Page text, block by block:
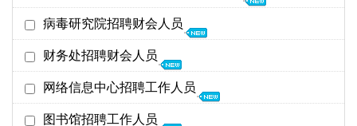
24年05月21日 05-06
学生工作指导委员会
24年03月11日 02-20
病毒研究院招聘财会人员
病毒研究院
24年03月11日 02-20
财务处招聘财会人员
财务处
24年03月11日 02-20
网络信息中心招聘工作人员
网络信息中心
图书馆招聘工作人员